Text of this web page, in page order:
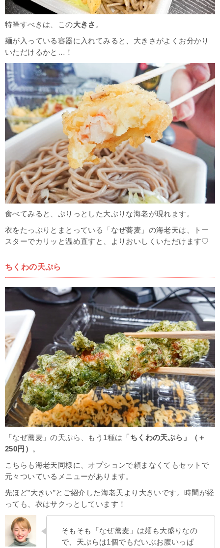
特筆すべきは、この大きさ 。
麺が入っている容器に入れてみると、大きさがよくお分かり
いただけるかと…！
食べてみると、ぷりっとした大ぶりな海老が現れます。
衣をたっぷりとまとっている「なぜ蕎麦」の海老天は、トー
スターでカリッと温め直すと、よりおいしくいただけます♡
ちくわの天ぷら
「なぜ蕎麦」の天ぷら、もう1種は 「ちくわの天ぷら」（＋
250円） 。
こちらも海老天同様に、オプションで頼まなくてもセットで
元々ついているメニューがあります。
先ほど”大きい”とご紹介した海老天より大きいです。時間が経
っても、衣はサクっとしています！
そもそも「なぜ蕎麦」は麺も大盛りなの
で、天ぷらは1個でもだいぶお腹いっぱ